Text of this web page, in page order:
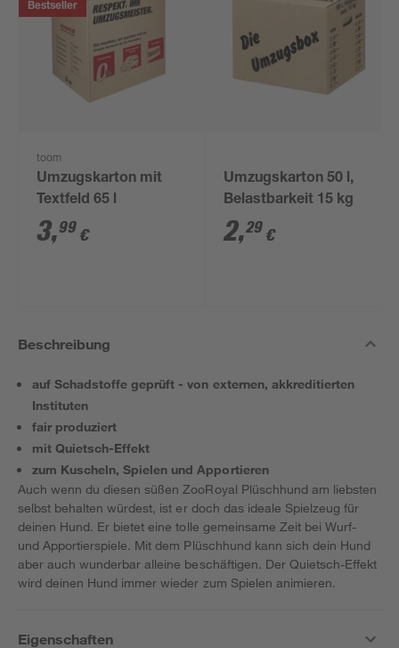
Bestseller
toom
Umzugskarton mit
Textfeld 65 l
3,99 €
Umzugskarton 50 l,
Belastbarkeit 15 kg
2,29 €
Beschreibung
auf Schadstoffe geprüft - von externen, akkreditierten
Instituten
fair produziert
mit Quietsch-Effekt
zum Kuscheln, Spielen und Apportieren
Auch wenn du diesen süßen ZooRoyal Plüschhund am liebsten
selbst behalten würdest, ist er doch das ideale Spielzeug für
deinen Hund. Er bietet eine tolle gemeinsame Zeit bei Wurf-
und Apportierspiele. Mit dem Plüschhund kann sich dein Hund
aber auch wunderbar alleine beschäftigen. Der Quietsch-Effekt
wird deinen Hund immer wieder zum Spielen animieren.
Eigenschaften